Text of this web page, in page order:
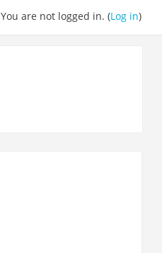
You are not logged in. (Log in)